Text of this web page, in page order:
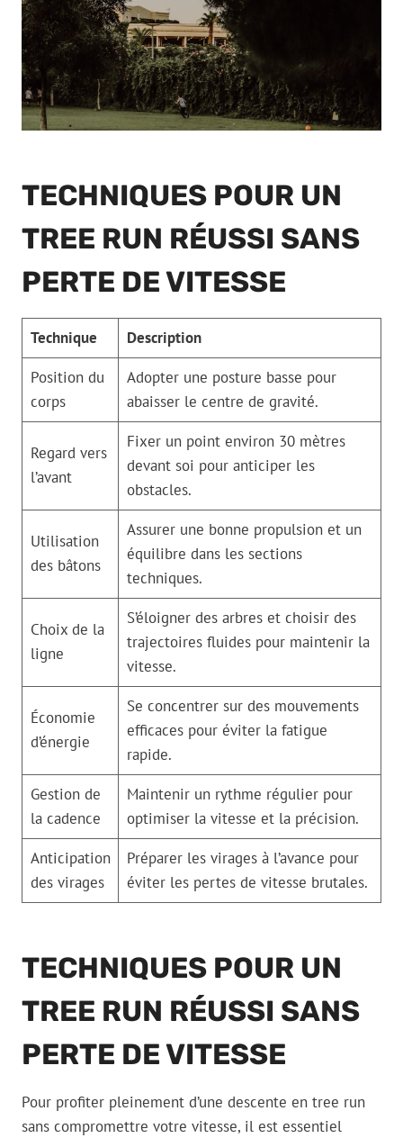
TECHNIQUES POUR UN
TREE RUN RÉUSSI SANS
PERTE DE VITESSE
Technique
Description
Position du
corps
Adopter une posture basse pour
abaisser le centre de gravité.
Regard vers
l’avant
Fixer un point environ 30 mètres
devant soi pour anticiper les
obstacles.
Utilisation
des bâtons
Assurer une bonne propulsion et un
équilibre dans les sections
techniques.
Choix de la
ligne
S’éloigner des arbres et choisir des
trajectoires fluides pour maintenir la
vitesse.
Économie
d’énergie
Se concentrer sur des mouvements
efficaces pour éviter la fatigue
rapide.
Gestion de
la cadence
Maintenir un rythme régulier pour
optimiser la vitesse et la précision.
Anticipation
des virages
Préparer les virages à l’avance pour
éviter les pertes de vitesse brutales.
TECHNIQUES POUR UN
TREE RUN RÉUSSI SANS
PERTE DE VITESSE
Pour profiter pleinement d’une descente en tree run
sans compromettre votre vitesse, il est essentiel